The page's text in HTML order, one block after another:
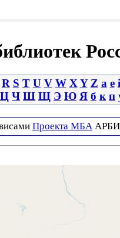
R S T U V W X Y Z a e i
Ц Ч Ш Щ Э Ю Я б к п
Проекта МБА